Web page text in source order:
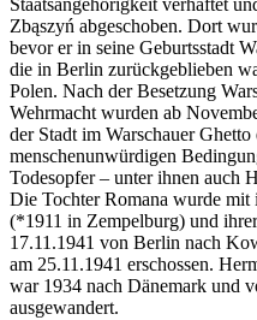
Staatsangehörigkeit verhaftet
Zbąszyń abgeschoben. Dort
bevor er in seine Geburtsstadt
die in Berlin zurückgeblieben
Polen. Nach der Besetzung
Wehrmacht wurden ab
der Stadt im Warschauer
menschenunwürdigen
Todesopfer – unter ihnen auch
Die Tochter Romana wurde
(*1911 in Zempelburg) und
17.11.1941 von Berlin nach
am 25.11.1941 erschossen.
war 1934 nach Dänemark und
ausgewandert.